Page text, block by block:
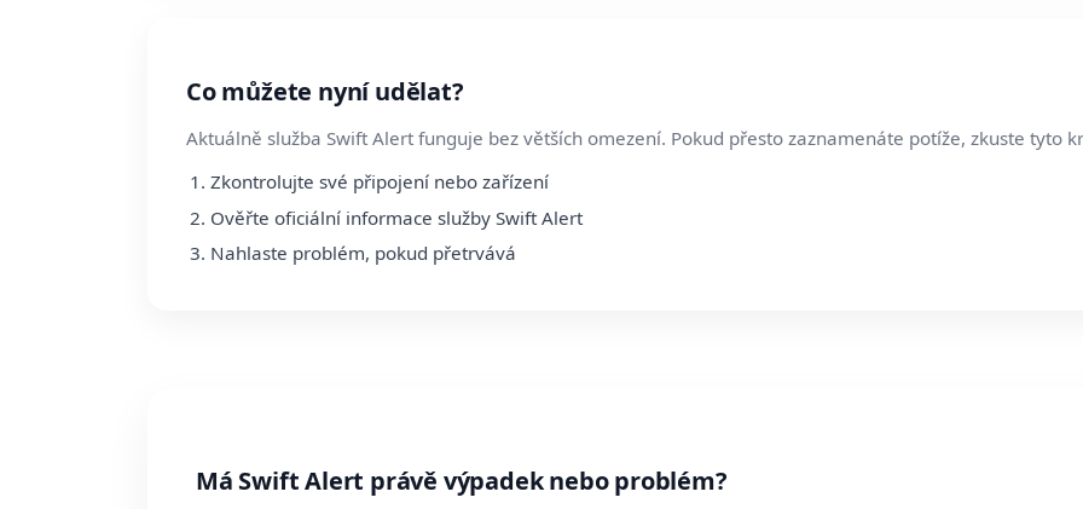
Co můžete nyní udělat?
Aktuálně služba Swift Alert funguje bez větších omezení. Pokud přesto zaznamenáte potíže, zkuste tyto
Zkontrolujte své připojení nebo zařízení
Ověřte oficiální informace služby Swift Alert
Nahlaste problém, pokud přetrvává
Má Swift Alert právě výpadek nebo problém?